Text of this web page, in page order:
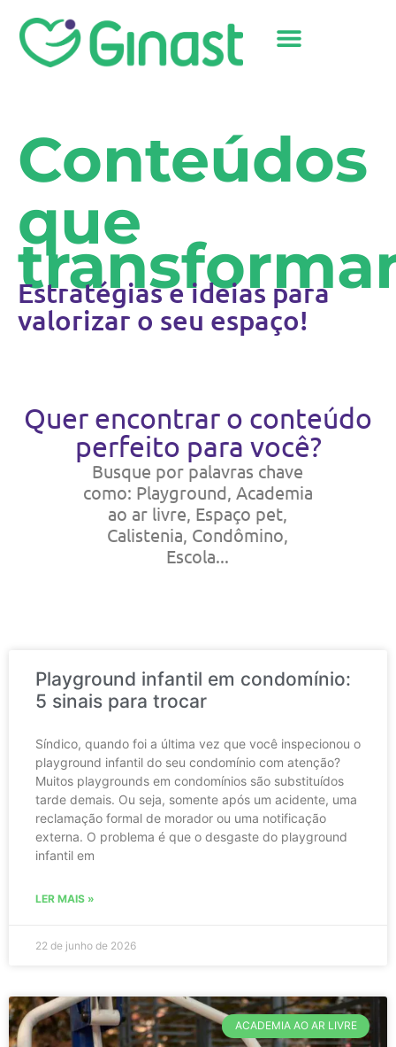
Conteúdos
que
Estratégias e ideias para
valorizar o seu espaço!
Quer encontrar o conteúdo
perfeito para você?
Busque por palavras chave
como: Playground, Academia
ao ar livre, Espaço pet,
Calistenia, Condômino,
Escola...
Playground infantil em condomínio:
5 sinais para trocar
Síndico, quando foi a última vez que você inspecionou o
playground infantil do seu condomínio com atenção?
Muitos playgrounds em condomínios são substituídos
tarde demais. Ou seja, somente após um acidente, uma
reclamação formal de morador ou uma notificação
externa. O problema é que o desgaste do playground
infantil em
LER MAIS »
22 de junho de 2026
ACADEMIA AO AR LIVRE